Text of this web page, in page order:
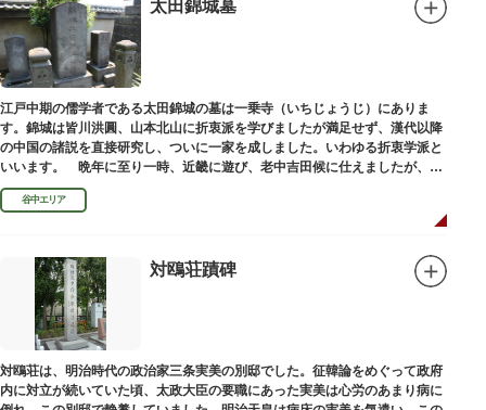
太田錦城墓
江戸中期の儒学者である太田錦城の墓は一乗寺（いちじょうじ）にありま
す。錦城は皆川洪圓、山本北山に折衷派を学びましたが満足せず、漢代以降
の中国の諸説を直接研究し、ついに一家を成しました。いわゆる折衷学派と
いいます。 晩年に至り一時、近畿に遊び、老中吉田候に仕えましたが、前
田家に賓使としてまぬかれ、三百石を給せられました。
谷中エリア
対鴎荘蹟碑
対鴎荘は、明治時代の政治家三条実美の別邸でした。征韓論をめぐって政府
内に対立が続いていた頃、太政大臣の要職にあった実美は心労のあまり病に